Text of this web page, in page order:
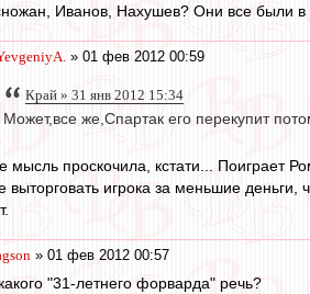
Иванов, Нахушев? Они все были в
» 01 фев 2012 00:59
Край » 31 янв 2012 15:34
Может,все же,Спартак его перекупит
мысль проскочила, кстати... Поиграет
выторговать игрока за меньшие
» 01 фев 2012 00:57
"31-летнего форварда" речь?